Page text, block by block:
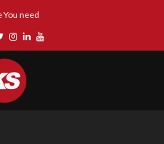
You need